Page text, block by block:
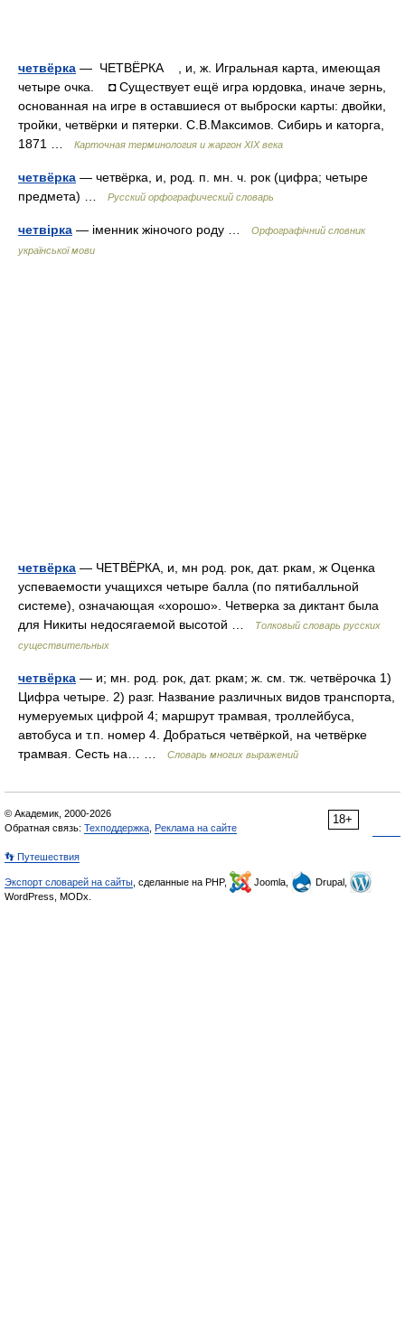
четвёрка — ЧЕТВЁРКА , и, ж. Игральная карта, имеющая
четыре очка. ◘ Существует ещё игра юрдовка, иначе зернь,
основанная на игре в оставшиеся от выброски карты: двойки,
тройки, четвёрки и пятерки. С.В.Максимов. Сибирь и каторга,
1871 …
Карточная терминология и жаргон XIX века
четвёрка — четвёрка, и, род. п. мн. ч. рок (цифра; четыре
предмета) …
Русский орфографический словарь
четвірка — іменник жіночого роду …
Орфографічний словник
української мови
четвёрка — ЧЕТВЁРКА, и, мн род. рок, дат. ркам, ж Оценка
успеваемости учащихся четыре балла (по пятибалльной
системе), означающая «хорошо». Четверка за диктант была
для Никиты недосягаемой высотой …
Толковый словарь русских
существительных
четвёрка — и; мн. род. рок, дат. ркам; ж. см. тж. четвёрочка 1)
Цифра четыре. 2) разг. Название различных видов транспорта,
нумеруемых цифрой 4; маршрут трамвая, троллейбуса,
автобуса и т.п. номер 4. Добраться четвёркой, на четвёрке
трамвая. Сесть на… …
Словарь многих выражений
18+
© Академик, 2000-2026
Обратная связь: Техподдержка Реклама на сайте
👣 Путешествия
Экспорт словарей на сайты , сделанные на PHP, Joomla,
Drupal,
WordPress, MODx.